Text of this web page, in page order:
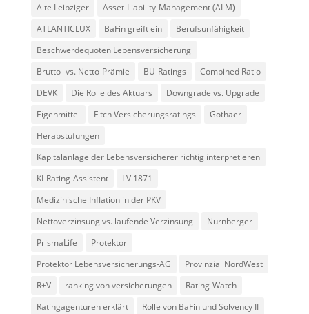
Alte Leipziger
Asset-Liability-Management (ALM)
ATLANTICLUX
BaFin greift ein
Berufsunfähigkeit
Beschwerdequoten Lebensversicherung
Brutto- vs. Netto-Prämie
BU-Ratings
Combined Ratio
DEVK
Die Rolle des Aktuars
Downgrade vs. Upgrade
Eigenmittel
Fitch Versicherungsratings
Gothaer
Herabstufungen
Kapitalanlage der Lebensversicherer richtig interpretieren
KI-Rating-Assistent
LV 1871
Medizinische Inflation in der PKV
Nettoverzinsung vs. laufende Verzinsung
Nürnberger
PrismaLife
Protektor
Protektor Lebensversicherungs-AG
Provinzial NordWest
R+V
ranking von versicherungen
Rating-Watch
Ratingagenturen erklärt
Rolle von BaFin und Solvency II